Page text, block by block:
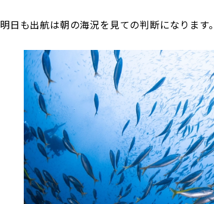
明日も出航は朝の海況を見ての判断になります。